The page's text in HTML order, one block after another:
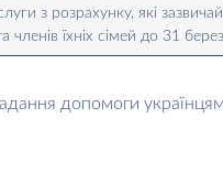
з розрахунку, які
членів їхніх сімей до 31
допомоги